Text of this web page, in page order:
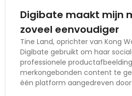
Digibate maakt mijn
zoveel eenvoudiger
Tine Land, oprichter van Kong
Digibate gebruikt om haar
professionele
merkongebonden content te
één platform aangedreven door